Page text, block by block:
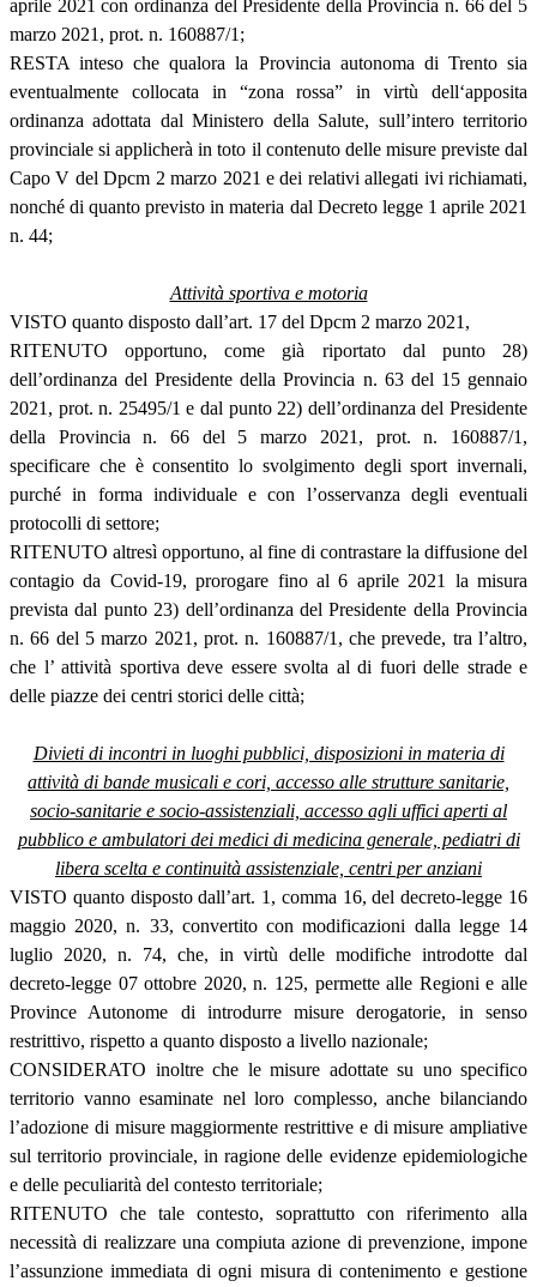
aprile 2021 con ordinanza del Presidente della Provincia n. 66 del 5
marzo 2021, prot. n. 160887/1;
RESTA inteso che qualora la Provincia autonoma di Trento sia
eventualmente collocata in “zona rossa” in virtù dell‘apposita
ordinanza adottata dal Ministero della Salute, sull’intero territorio
provinciale si applicherà in toto il contenuto delle misure previste dal
Capo V del Dpcm 2 marzo 2021 e dei relativi allegati ivi richiamati,
nonché di quanto previsto in materia dal Decreto legge 1 aprile 2021
n. 44;
Attività sportiva e motoria
VISTO quanto disposto dall’art. 17 del Dpcm 2 marzo 2021,
RITENUTO opportuno, come già riportato dal punto 28)
dell’ordinanza del Presidente della Provincia n. 63 del 15 gennaio
2021, prot. n. 25495/1 e dal punto 22) dell’ordinanza del Presidente
della Provincia n. 66 del 5 marzo 2021, prot. n. 160887/1,
specificare che è consentito lo svolgimento degli sport invernali,
purché in forma individuale e con l’osservanza degli eventuali
protocolli di settore;
RITENUTO altresì opportuno, al fine di contrastare la diffusione del
contagio da Covid-19, prorogare fino al 6 aprile 2021 la misura
prevista dal punto 23) dell’ordinanza del Presidente della Provincia
n. 66 del 5 marzo 2021, prot. n. 160887/1, che prevede, tra l’altro,
che l’ attività sportiva deve essere svolta al di fuori delle strade e
delle piazze dei centri storici delle città;
Divieti di incontri in luoghi pubblici, disposizioni in materia di
attività di bande musicali e cori, accesso alle strutture sanitarie,
socio-sanitarie e socio-assistenziali, accesso agli uffici aperti al
pubblico e ambulatori dei medici di medicina generale, pediatri di
libera scelta e continuità assistenziale, centri per anziani
VISTO quanto disposto dall’art. 1, comma 16, del decreto-legge 16
maggio 2020, n. 33, convertito con modificazioni dalla legge 14
luglio 2020, n. 74, che, in virtù delle modifiche introdotte dal
decreto-legge 07 ottobre 2020, n. 125, permette alle Regioni e alle
Province Autonome di introdurre misure derogatorie, in senso
restrittivo, rispetto a quanto disposto a livello nazionale;
CONSIDERATO inoltre che le misure adottate su uno specifico
territorio vanno esaminate nel loro complesso, anche bilanciando
l’adozione di misure maggiormente restrittive e di misure ampliative
sul territorio provinciale, in ragione delle evidenze epidemiologiche
e delle peculiarità del contesto territoriale;
RITENUTO che tale contesto, soprattutto con riferimento alla
necessità di realizzare una compiuta azione di prevenzione, impone
l’assunzione immediata di ogni misura di contenimento e gestione